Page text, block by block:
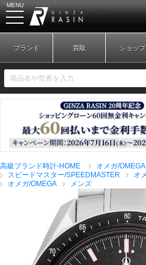
MENU
新規会員登録
ブランドか
ブランド 買取 ショップ
高級ブランド時計-HOME
オメガ/OMEGA
スピードマスター/SPEEDMASTER
オ
オメガ/OMEGA
メンズ